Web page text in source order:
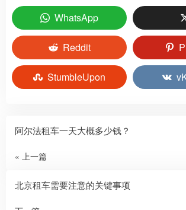
WhatsApp
Reddit
StumbleUpon
阿尔法租车一天大概多少钱？
« 上一篇
北京租车需要注意的关键事项